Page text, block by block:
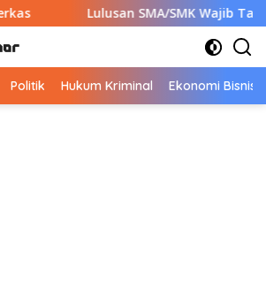
Lulusan SMA/SMK Wajib Tahu! Ini 9
Politik Hukum Kriminal Ekonomi Bisnis